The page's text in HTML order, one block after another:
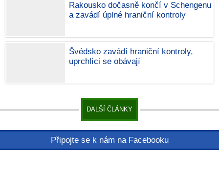
Rakousko dočasně končí v Schengenu
a zavádí úplné hraniční kontroly
Švédsko zavádí hraniční kontroly,
uprchlíci se obávají
DALŠÍ ČLÁNKY
Připojte se k nám na Facebooku